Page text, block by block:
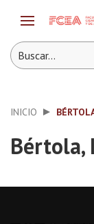
INICIO
Bértola,